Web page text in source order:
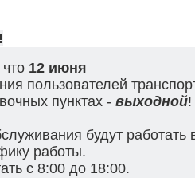
12 июня
пользователей
пунктах - выходной!
будут работать
работы.
с 8:00 до 18:00.